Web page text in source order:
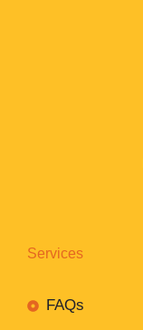
Services
FAQs